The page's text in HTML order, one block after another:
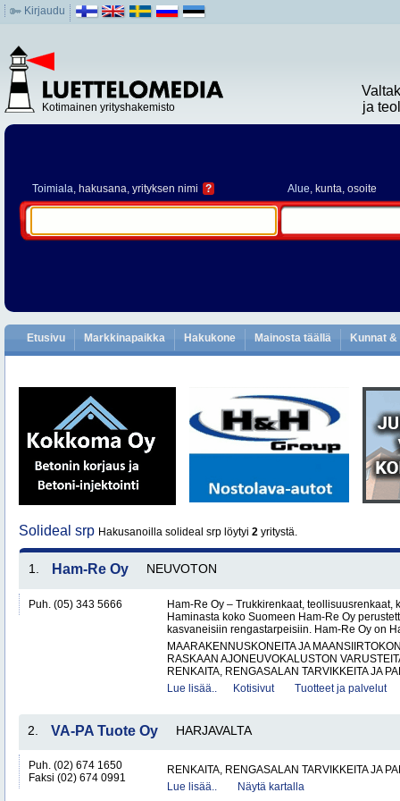
Kirjaudu
Kotimainen yrityshakemisto
ja
Toimiala, hakusana, yrityksen nimi ? Alue, kunta, osoite
Etusivu Markkinapaikka Hakukone Mainosta täällä Kunnat
Solideal srp Hakusanoilla solideal srp löytyi 2 yritystä.
1. Ham-Re Oy NEUVOTON
Puh. (05) 343 5666
Ham-Re Oy – Trukkirenkaat, teollisuusrenkaat,
Haminasta koko Suomeen Ham-Re Oy
kasvaneisiin rengastarpeisiin. Ham-Re Oy on
MAARAKENNUSKONEITA JA
RASKAAN AJONEUVOKALUSTON
RENKAITA, RENGASALAN TARVIKKEITA JA
Lue lisää..
Kotisivut Tuotteet ja palvelut
2. VA-PA Tuote Oy HARJAVALTA
Puh. (02) 674 1650
Faksi (02) 674 0991
RENKAITA, RENGASALAN TARVIKKEITA JA
Lue lisää..
Näytä kartalla